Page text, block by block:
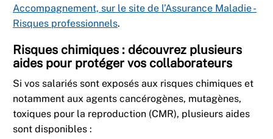
Accompagnement, sur le site de l’Assurance Maladie -
Risques professionnels.
Risques chimiques : découvrez plusieurs
aides pour protéger vos collaborateurs
Si vos salariés sont exposés aux risques chimiques et
notamment aux agents cancérogènes, mutagènes,
toxiques pour la reproduction (CMR), plusieurs aides
sont disponibles :